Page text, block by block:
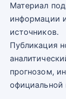
Материал
информации
источников.
Публикация
прогнозом,
официальной